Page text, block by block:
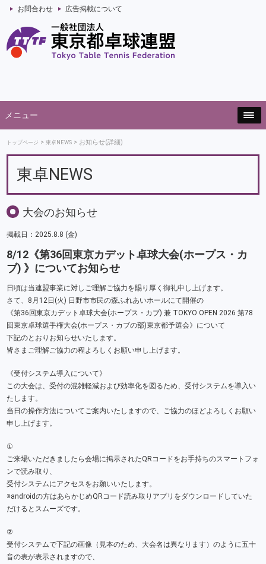
お問合わせ 広告掲載について
メニュー
トップページ 東卓NEWS お知らせ(詳細)
東卓NEWS
大会のお知らせ
掲載日：2025.8.8 (金)
8/12《第36回東京カデット卓球大会(ホープス・カ
ブ) 》についてお知らせ
日頃は当連盟事業に対しご理解ご協力を賜り厚く御礼申し上げます。
さて、8月12日(火) 日野市市民の森ふれあいホールにて開催の
《第36回東京カデット卓球大会(ホープス・カブ) 兼 TOKYO OPEN 2026 第78
回東京卓球選手権大会(ホープス・カブの部)東京都予選会》について
下記のとおりお知らせいたします。
皆さまご理解ご協力の程よろしくお願い申し上げます。
《受付システム導入について》
この大会は、受付の混雑軽減および効率化を図るため、受付システムを導入い
たします。
当日の操作方法についてご案内いたしますので、ご協力のほどよろしくお願い
申し上げます。
①
ご来場いただきましたら会場に掲示されたQRコードをお手持ちのスマートフォ
ンで読み取り、
受付システムにアクセスをお願いいたします。
※androidの方はあらかじめQRコード読み取りアプリをダウンロードしていた
だけるとスムーズです。
②
受付システムで下記の画像（見本のため、大会名は異なります）のように五十
音の表が表示されますので、